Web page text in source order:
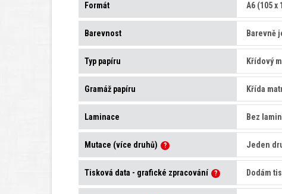
Formát
Barevnost
Typ papíru
Gramáž papíru
Laminace
Mutace (více druhů) ?
Tisková data - grafické zpracování ?